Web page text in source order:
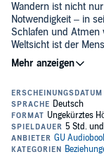
Wandern ist nicht
Notwendigkeit – in
Schlafen und Atmen
Weltsicht ist der
Ohrensessel genießt
InDer Fußgänger
Torkeleien,
durchwalkten
stellt er den
verloren zu haben
gemeinsam mit
©2022 GRÄFE UND